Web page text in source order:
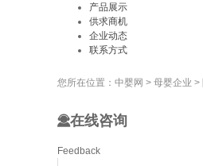
产品展示
供求商机
企业动态
联系方式
您所在位置： 中婴网 > 母婴企业 >
在线咨询
Feedback